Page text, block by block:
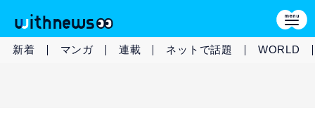
新着 マンガ 連載 ネットで話題 WORLD